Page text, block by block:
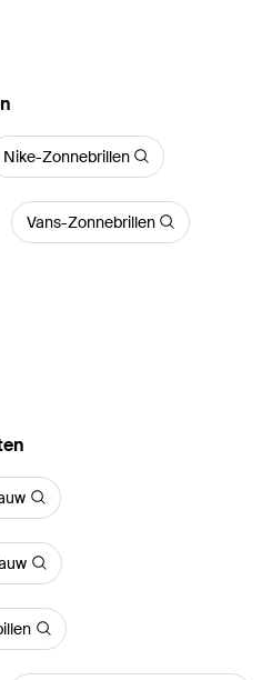
Nike-Zonnebrillen
Vans-Zonnebrillen